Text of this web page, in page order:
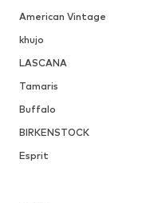
American Vintage
khujo
LASCANA
Tamaris
Buffalo
BIRKENSTOCK
Esprit